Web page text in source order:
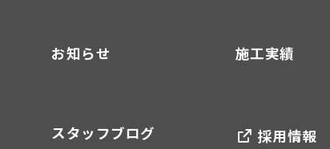
お知らせ
スタッフブログ
施工実績
採用情報